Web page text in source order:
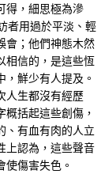
得，細思極為滲
者用過於平淡、輕
會；他們神態木然
相信的，是這些恆
鮮少有人提及。
人生都沒有經歷
括起這些創傷，
、有血有肉的人立
上認為，這些聲音
傷害失色。